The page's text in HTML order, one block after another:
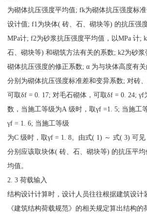
为砌体抗压强度平均值; fk为砌体抗压强度标
设计值; f1为块体( 砖、石、砌块等) 的抗压强
MPa计; f2为砂浆抗压强度平均值，以MPa 计;
石、砌块等) 和砌筑方法有关的系数; k2为砂浆
砌体抗压强度的修正系数; α 为与块体高度有
分别为砌体抗压强度标准差和变异系数; 对砖
可取δf = 0. 17; 对毛石砌体，可取δf = 0. 24; γf
数，当施工等级为A 级时，取γf =1. 5; 当施工
γf = 1. 6; 当施工等级
为C 级时，取γf = 1. 8。由式( 1) ～ 式( 3) 可
分别应该取块体( 砖、石、砌块等) 的抗压平
均值。
2. 3 荷载输入
结构设计计算时，设计人员往往根据建筑设计
《建筑结构荷载规范》的相关规定算出结构